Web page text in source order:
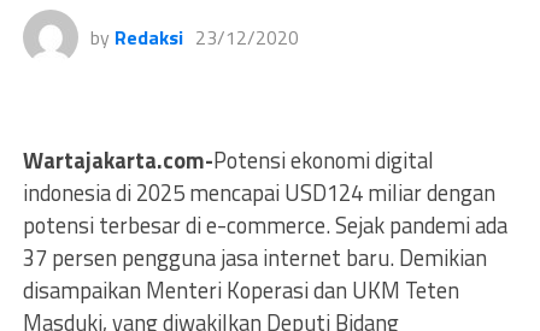
by Redaksi 23/12/2020
Wartajakarta.com-Potensi ekonomi digital
indonesia di 2025 mencapai USD124 miliar dengan
potensi terbesar di e-commerce. Sejak pandemi ada
37 persen pengguna jasa internet baru. Demikian
disampaikan Menteri Koperasi dan UKM Teten
Masduki, yang diwakilkan Deputi Bidang